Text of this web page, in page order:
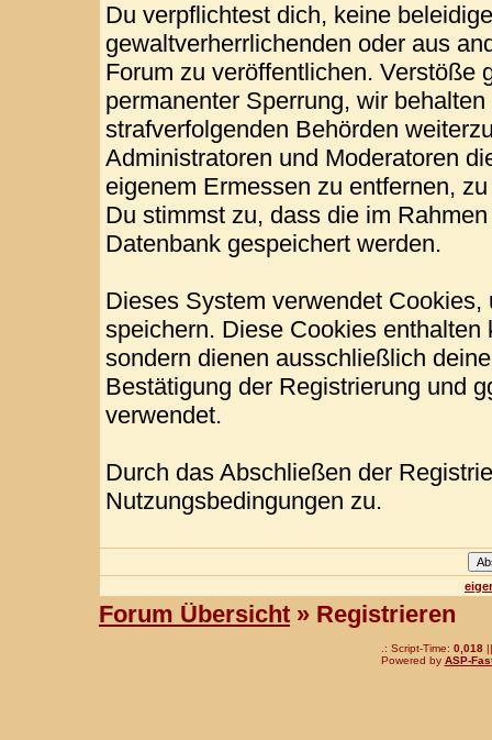
Du verpflichtest dich, keine
gewaltverherrlichenden oder aus
Forum zu veröffentlichen. Verstöße
permanenter Sperrung, wir
strafverfolgenden Behörden
Administratoren und Moderatoren
eigenem Ermessen zu entfernen,
Du stimmst zu, dass die im
Datenbank gespeichert werden.
Dieses System verwendet
speichern. Diese Cookies
sondern dienen ausschließlich
Bestätigung der Registrierung und
verwendet.
Durch das Abschließen der
Nutzungsbedingungen zu.
Forum Übersicht » Registrieren
.: Script-Time: 0,018
Powered by ASP-